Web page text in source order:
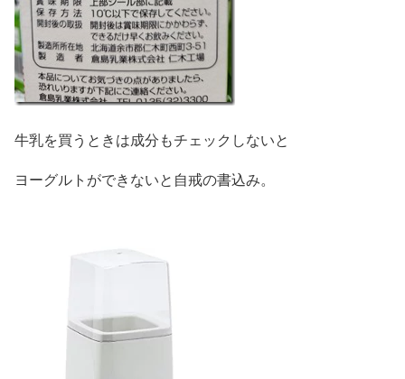
牛乳を買うときは成分もチェックしないと
ヨーグルトができないと自戒の書込み。